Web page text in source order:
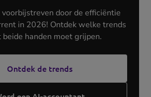
door de efficiëntie
in 2026! Ontdek welke trends
beide handen moet grijpen.
Ontdek de trends